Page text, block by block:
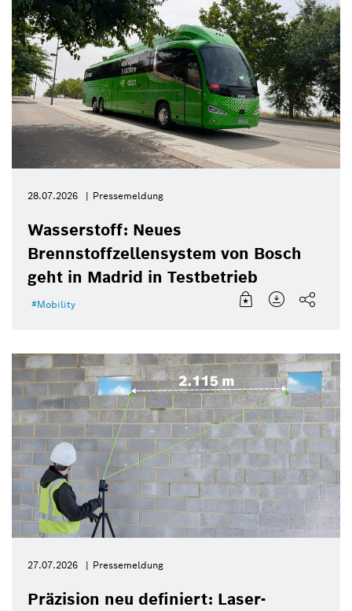
28.07.2026 Pressemeldung
Wasserstoff: Neues
Brennstoffzellensystem von Bosch
geht in Madrid in Testbetrieb
Mobility
27.07.2026 Pressemeldung
Präzision neu definiert: Laser-